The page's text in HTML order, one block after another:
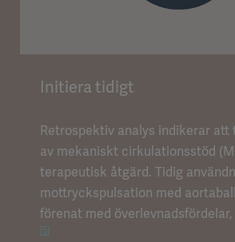
Initiera tidigt
Retrospektiv analys indikerar att
av mekaniskt cirkulationsstöd
terapeutisk åtgärd. Tidig
mottryckspulsation med
förenat med
[5]